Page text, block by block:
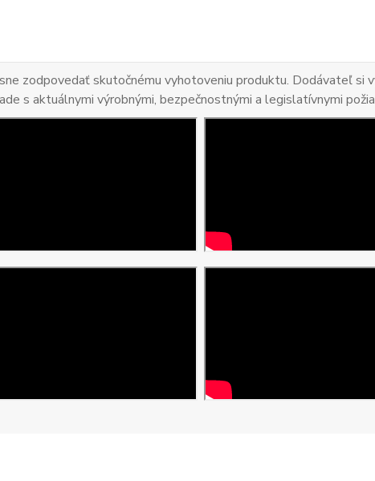
zodpovedať skutočnému vyhotoveniu produktu. Dodávateľ si
s aktuálnymi výrobnými, bezpečnostnými a legislatívnymi